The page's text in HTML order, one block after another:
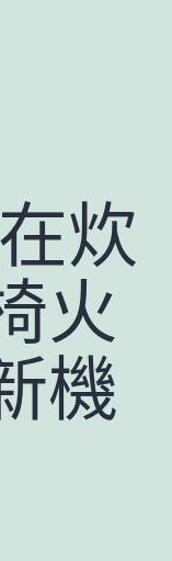
炊
火
機